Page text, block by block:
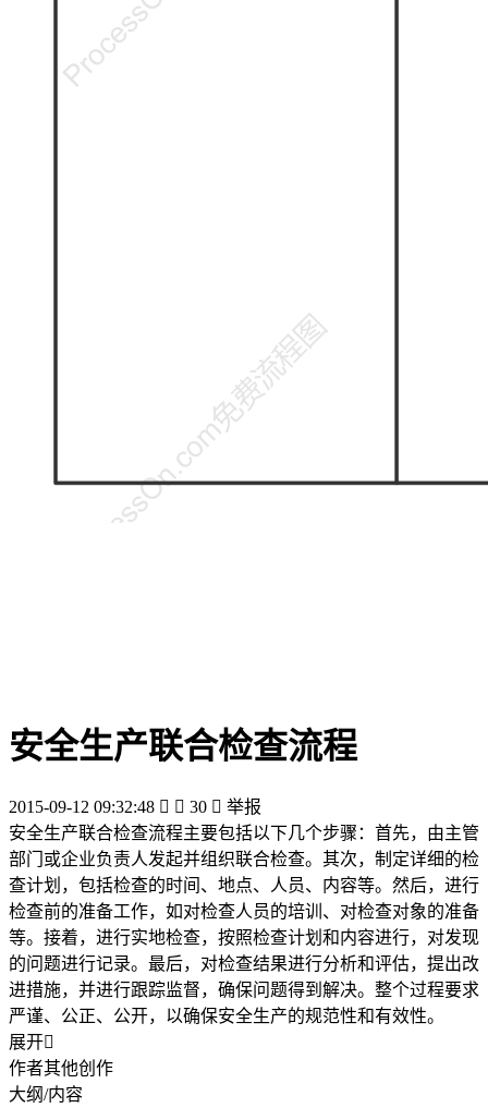
安全生产联合检查流程
2015-09-12 09:32:48   30  举报
安全生产联合检查流程主要包括以下几个步骤：首先，由主管
部门或企业负责人发起并组织联合检查。其次，制定详细的检
查计划，包括检查的时间、地点、人员、内容等。然后，进行
检查前的准备工作，如对检查人员的培训、对检查对象的准备
等。接着，进行实地检查，按照检查计划和内容进行，对发现
的问题进行记录。最后，对检查结果进行分析和评估，提出改
进措施，并进行跟踪监督，确保问题得到解决。整个过程要求
严谨、公正、公开，以确保安全生产的规范性和有效性。
展开
作者其他创作
大纲/内容